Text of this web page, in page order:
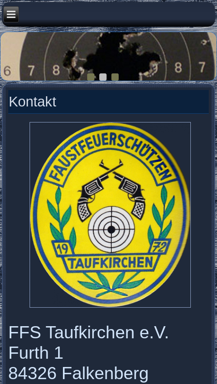
Kontakt
FFS Taufkirchen e.V.
Furth 1
84326 Falkenberg